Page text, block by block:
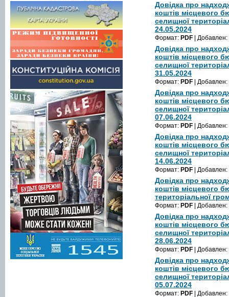
Довідка про
коштів місцевого
селищної
24.05.2024
Формат: PDF | Добавлен:
Довідка про
коштів місцевого
селищної
31.05.2024
Формат: PDF | Добавлен:
Довідка про
коштів місцевого
селищної
07.06.2024
Формат: PDF | Добавлен:
Довідка про
коштів місцевого
селищної
14.06.2024
Формат: PDF | Добавлен:
Довідка про
коштів місцевого
територіальної
Формат: PDF | Добавлен:
Довідка про
коштів місцевого
селищної
28.06.2024
Формат: PDF | Добавлен:
Довідка про
коштів місцевого
селищної
05.07.2024
Формат: PDF | Добавлен: